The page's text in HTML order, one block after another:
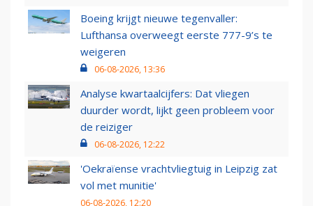
Boeing krijgt nieuwe tegenvaller:
Lufthansa overweegt eerste 777-9’s te
weigeren
06-08-2026, 13:36
Analyse kwartaalcijfers: Dat vliegen
duurder wordt, lijkt geen probleem voor
de reiziger
06-08-2026, 12:22
'Oekraïense vrachtvliegtuig in Leipzig zat
vol met munitie'
06-08-2026, 12:20